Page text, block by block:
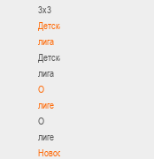
3х3
Детская
лига
Детская
лига
О
лиге
О
лиге
Новости